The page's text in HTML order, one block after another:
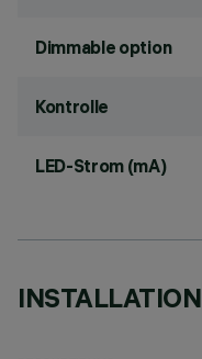
Dimmable option
Kontrolle
LED-Strom (mA)
INSTALLATION